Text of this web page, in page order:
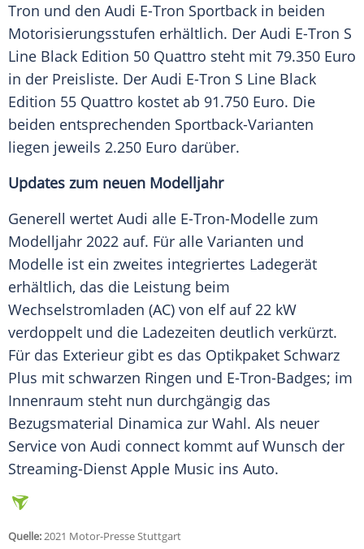
Tron und den Audi E-Tron Sportback in beiden
Motorisierungsstufen erhältlich. Der Audi E-Tron S
Line Black Edition 50 Quattro steht mit 79.350 Euro
in der Preisliste. Der Audi E-Tron S Line Black
Edition 55 Quattro kostet ab 91.750 Euro. Die
beiden entsprechenden Sportback-Varianten
liegen jeweils 2.250 Euro darüber.
Updates zum neuen Modelljahr
Generell wertet Audi alle E-Tron-Modelle zum
Modelljahr 2022 auf. Für alle Varianten und
Modelle ist ein zweites integriertes Ladegerät
erhältlich, das die Leistung beim
Wechselstromladen (AC) von elf auf 22 kW
verdoppelt und die Ladezeiten deutlich verkürzt.
Für das Exterieur gibt es das Optikpaket Schwarz
Plus mit schwarzen Ringen und E-Tron-Badges; im
Innenraum steht nun durchgängig das
Bezugsmaterial Dinamica zur Wahl. Als neuer
Service von Audi connect kommt auf Wunsch der
Streaming-Dienst Apple Music ins Auto.
Quelle:2021 Motor-Presse Stuttgart